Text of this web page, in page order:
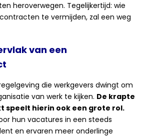
heroverwegen. Tegelijkertijd: wie
te vermijden, zal een weg
van een
die werkgevers dwingt om
van werk te kijken. De krapte
speelt hierin ook een grote rol.
hun vacatures in een steeds
en ervaren meer onderlinge